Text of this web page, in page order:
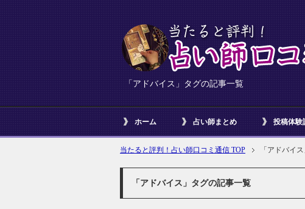
「アドバイス」タグの記事一覧
ホーム 占い師まとめ 投稿体験
当たると評判！占い師口コミ通信 TOP 「アドバイ
「アドバイス」タグの記事一覧